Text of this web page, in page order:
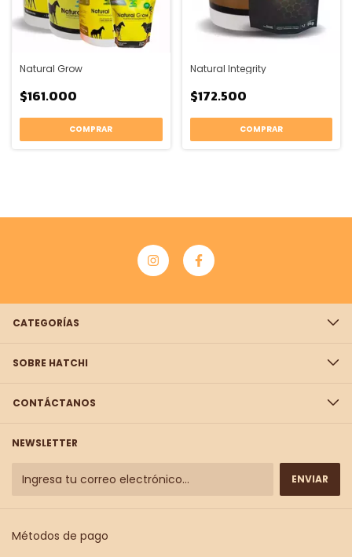
Natural Grow
$161.000
COMPRAR
Natural Integrity
$172.500
COMPRAR
CATEGORÍAS
SOBRE HATCHI
CONTÁCTANOS
NEWSLETTER
Métodos de pago